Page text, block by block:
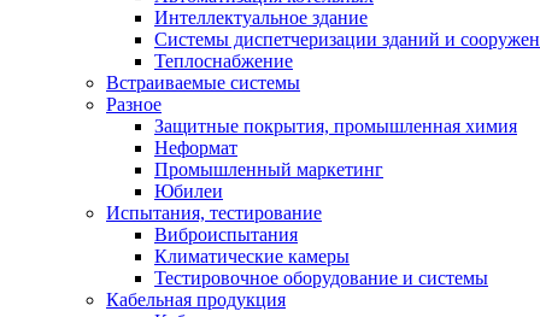
Интеллектуальное здание
Системы диспетчеризации зданий и
Теплоснабжение
Встраиваемые системы
Разное
Защитные покрытия, промышленная химия
Неформат
Промышленный маркетинг
Юбилеи
Испытания, тестирование
Виброиспытания
Климатические камеры
Тестировочное оборудование и системы
Кабельная продукция